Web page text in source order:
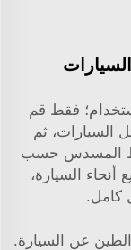
فقط قم
السيارات، ثم
المسدس حسب
السيارة،
كامل.
عن السيارة.